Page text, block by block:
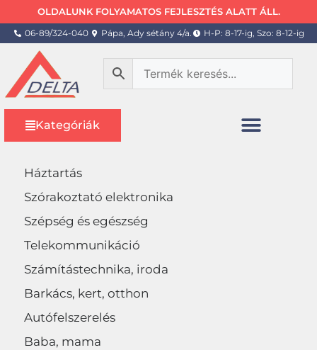
OLDALUNK FOLYAMATOS FEJLESZTÉS ALATT ÁLL.
06-89/324-040 Pápa, Ady sétány 4/a. H-P: 8-17-ig, Szo: 8-12-ig
Kategóriák
Háztartás
Szórakoztató elektronika
Szépség és egészség
Telekommunikáció
Számítástechnika, iroda
Barkács, kert, otthon
Autófelszerelés
Baba, mama